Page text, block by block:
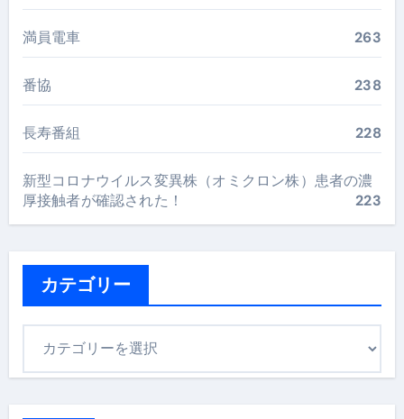
満員電車 263
番協 238
長寿番組 228
新型コロナウイルス変異株（オミクロン株）患者の濃
厚接触者が確認された！
223
カテゴリー